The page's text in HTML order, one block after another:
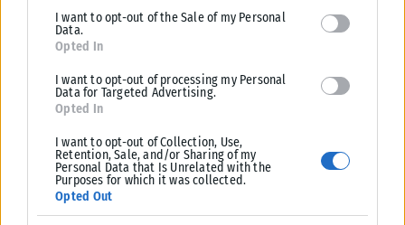
I want to opt-out of the Sale of my Personal
Data.
Opted In
I want to opt-out of processing my Personal
Data for Targeted Advertising.
Opted In
I want to opt-out of Collection, Use,
Retention, Sale, and/or Sharing of my
Personal Data that Is Unrelated with the
Purposes for which it was collected.
Opted Out